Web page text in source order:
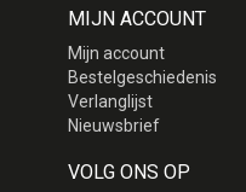
MIJN ACCOUNT
Mijn account
Bestelgeschiedenis
Verlanglijst
Nieuwsbrief
VOLG ONS OP